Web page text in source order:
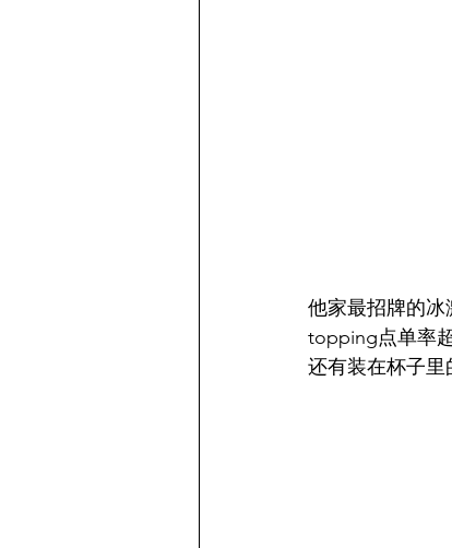
他家最招牌的
topping点单率
还有装在杯子里